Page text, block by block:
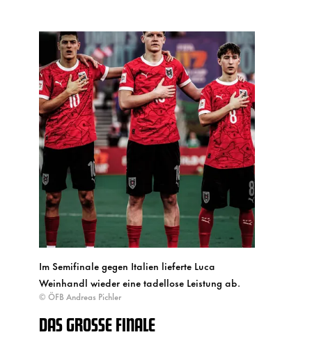
Im Semifinale gegen Italien lieferte Luca
Weinhandl wieder eine tadellose Leistung ab.
© ÖFB Andreas Pichler
DAS GROSSE FINALE